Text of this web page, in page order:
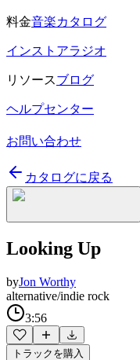
料金音楽カタログ
インストアラジオ
リソースブログ
ヘルプセンター
お問い合わせ
カタログに戻る
Looking Up
byJon Worthy
alternative/indie rock
3:56
トラックを購入